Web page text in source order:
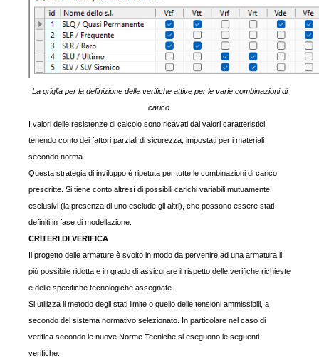
La griglia per la definizione delle verifiche attive per le varie combinazioni di
carico.
I valori delle resistenze di calcolo sono ricavati dai valori caratteristici,
tenendo conto dei fattori parziali di sicurezza, impostati per i materiali
secondo norma.
Questa strategia di inviluppo è ripetuta per tutte le combinazioni di carico
prescritte. Si tiene conto altresì di possibili carichi variabili mutuamente
esclusivi (la presenza di uno esclude gli altri), che possono essere stati
definiti in fase di modellazione.
CRITERI DI VERIFICA
Il progetto delle armature è svolto in modo da pervenire ad una armatura il
più possibile ridotta e in grado di assicurare il rispetto delle verifiche richieste
e delle specifiche tecnologiche assegnate.
Si utilizza il metodo degli stati limite o quello delle tensioni ammissibili, a
secondo del sistema normativo selezionato. In particolare nel caso di
verifica secondo le nuove Norme Tecniche si eseguono le seguenti
verifiche: